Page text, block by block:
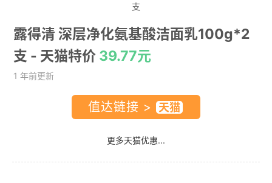
露得清 深层净化氨基酸洁面乳100g*2
支 - 天猫特价 39.77元
1 年前更新
值达链接 >
更多天猫优惠...